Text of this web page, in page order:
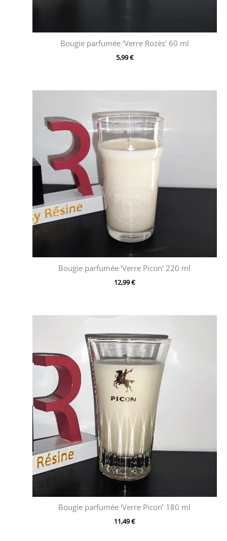
Bougie parfumée ‘Verre Rozès’ 60 ml
5,99€
Bougie parfumée ‘Verre Picon’ 220 ml
12,99€
Bougie parfumée ‘Verre Picon’ 180 ml
11,49€